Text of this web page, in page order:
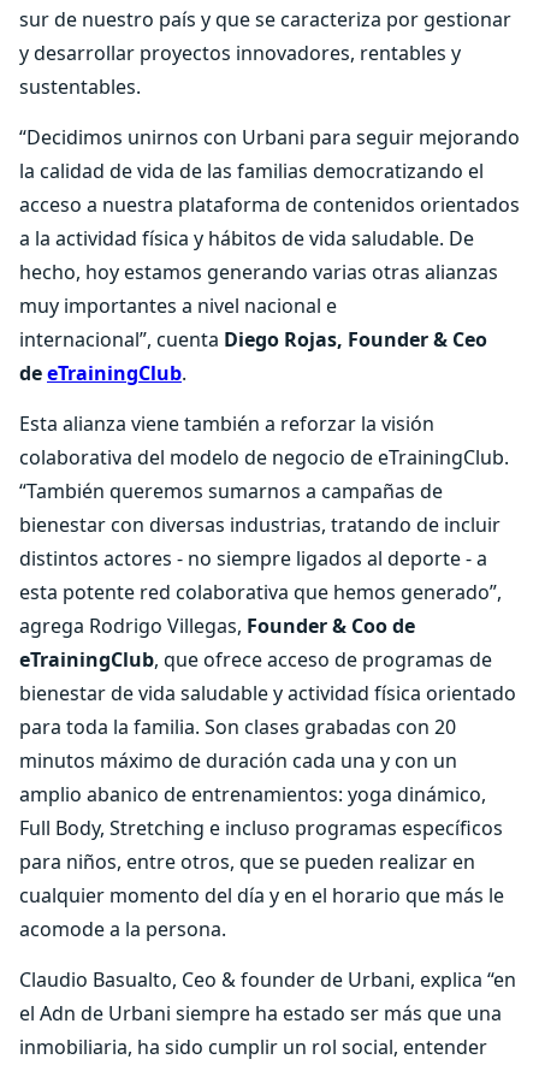
sur de nuestro país y que se caracteriza por gestionar
y desarrollar proyectos innovadores, rentables y
sustentables.
“Decidimos unirnos con Urbani para seguir mejorando
la calidad de vida de las familias democratizando el
acceso a nuestra plataforma de contenidos orientados
a la actividad física y hábitos de vida saludable. De
hecho, hoy estamos generando varias otras alianzas
muy importantes a nivel nacional e
internacional”, cuenta Diego Rojas, Founder & Ceo
deeTrainingClub.
Esta alianza viene también a reforzar la visión
colaborativa del modelo de negocio de eTrainingClub.
“También queremos sumarnos a campañas de
bienestar con diversas industrias, tratando de incluir
distintos actores - no siempre ligados al deporte - a
esta potente red colaborativa que hemos generado”,
agrega Rodrigo Villegas, Founder & Coode
eTrainingClub, que ofrece acceso de programas de
bienestar de vida saludable y actividad física orientado
para toda la familia. Son clases grabadas con 20
minutos máximo de duración cada una y con un
amplio abanico de entrenamientos: yoga dinámico,
Full Body, Stretching e incluso programas específicos
para niños, entre otros, que se pueden realizar en
cualquier momento del día y en el horario que más le
acomode a la persona.
Claudio Basualto, Ceo & founder de Urbani, explica “en
el Adn de Urbani siempre ha estado ser más que una
inmobiliaria, ha sido cumplir un rol social, entender